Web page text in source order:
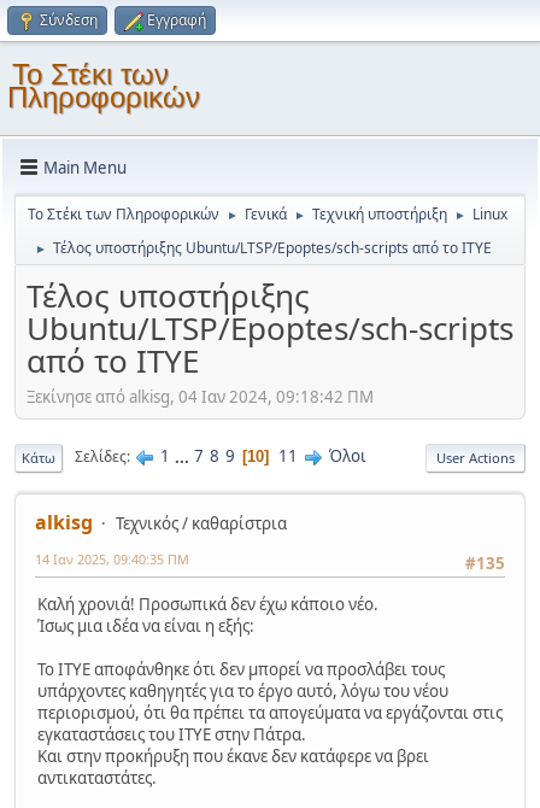
Σύνδεση Εγγραφή
Το Στέκι των
Πληροφορικών
Main Menu
Το Στέκι των Πληροφορικών ► Γενικά ► Τεχνική υποστήριξη ► Linux
► Τέλος υποστήριξης Ubuntu/LTSP/Epoptes/sch-scripts από το ΙΤΥΕ
Τέλος υποστήριξης
Ubuntu/LTSP/Epoptes/sch-scripts
από το ΙΤΥΕ
Ξεκίνησε από alkisg, 04 Ιαν 2024, 09:18:42 ΠΜ
Κάτω Σελίδες 1 ... 7 8 9 10 11 Όλοι User Actions
alkisg
Τεχνικός / καθαρίστρια
#135
14 Ιαν 2025, 09:40:35 ΠΜ
Καλή χρονιά! Προσωπικά δεν έχω κάποιο νέο.
Ίσως μια ιδέα να είναι η εξής:
Το ΙΤΥΕ αποφάνθηκε ότι δεν μπορεί να προσλάβει τους
υπάρχοντες καθηγητές για το έργο αυτό, λόγω του νέου
περιορισμού, ότι θα πρέπει τα απογεύματα να εργάζονται στις
εγκαταστάσεις του ΙΤΥΕ στην Πάτρα.
Και στην προκήρυξη που έκανε δεν κατάφερε να βρει
αντικαταστάτες.